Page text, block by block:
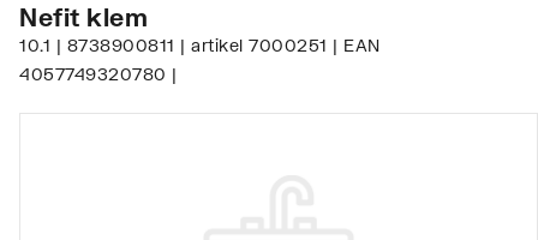
Nefit klem
10.1 | 8738900811 | artikel 7000251 | EAN
4057749320780 |